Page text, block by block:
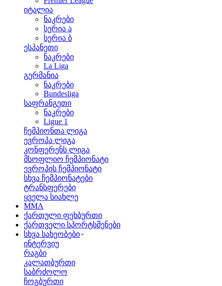
იტალია
ნაკრები
სერია ა
სერია ბ
ესპანეთი
ნაკრები
La Liga
გერმანია
ნაკრები
Bundesliga
საფრანგეთი
ნაკრები
Ligue 1
ჩემპიონთა ლიგა
ევროპა ლიგა
კონფერენს ლიგა
მსოფლიო ჩემპიონატი
ევროპის ჩემპიონატი
სხვა ჩემპიონატები
ტრანსფერები
ყველა სიახლე
MMA
ქართული ფეხბურთი
ქართველი სპორტსმენები
სხვა სახეობები
ინტერვიუ
რაგბი
კალათბურთი
საბრძოლო
ჩოგბურთი